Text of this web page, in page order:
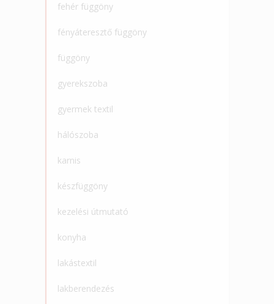
fehér függöny
fényáteresztő függöny
függöny
gyerekszoba
gyermek textil
hálószoba
karnis
készfüggöny
kezelési útmutató
konyha
lakástextil
lakberendezés